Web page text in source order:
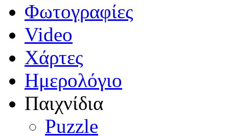
Φωτογραφίες
Video
Χάρτες
Ημερολόγιο
Παιχνίδια
Puzzle